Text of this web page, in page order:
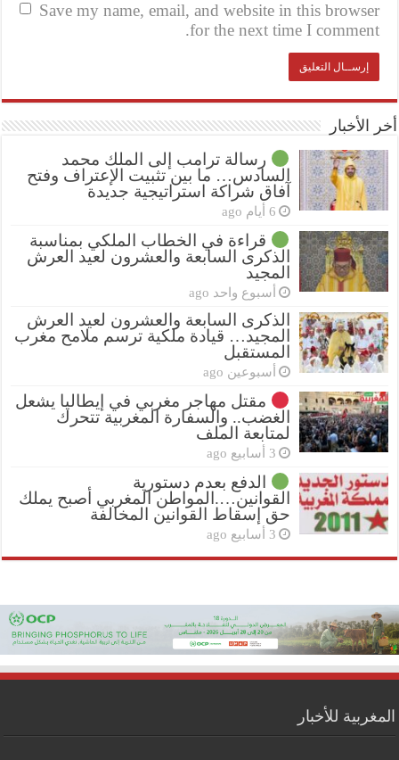
Save my name, email, and website in this browser
for the next time I comment.
أخر الأخبار
رسالة ترامب إلى الملك محمد
السادس… ما بين تثبيت الإعتراف وفتح
آفاق شراكة استراتيجية جديدة
6 أيام ago
قراءة في الخطاب الملكي بمناسبة
الذكرى السابعة والعشرون لعيد العرش
المجيد
أسبوع واحد ago
الذكرى السابعة والعشرون لعيد العرش
المجيد… قيادة ملكية ترسم ملامح مغرب
المستقبل
أسبوعين ago
مقتل مهاجر مغربي في إيطاليا يشعل
الغضب.. والسفارة المغربية تتحرك
لمتابعة الملف
3 أسابيع ago
الدفع بعدم دستورية
القوانين….المواطن المغربي أصبح يملك
حق إسقاط القوانين المخالفة
3 أسابيع ago
المغربية للأخبار